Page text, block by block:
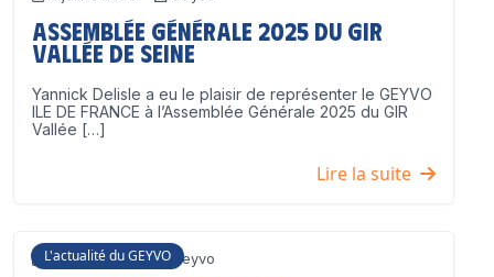
Assemblée Générale 2025 du GIR
Vallée de Seine
Yannick Delisle a eu le plaisir de représenter le GEYVO
ILE DE FRANCE à l’Assemblée Générale 2025 du GIR
Vallée […]
Lire la suite
L'actualité du GEYVO
3 juillet 2025 Geyvo